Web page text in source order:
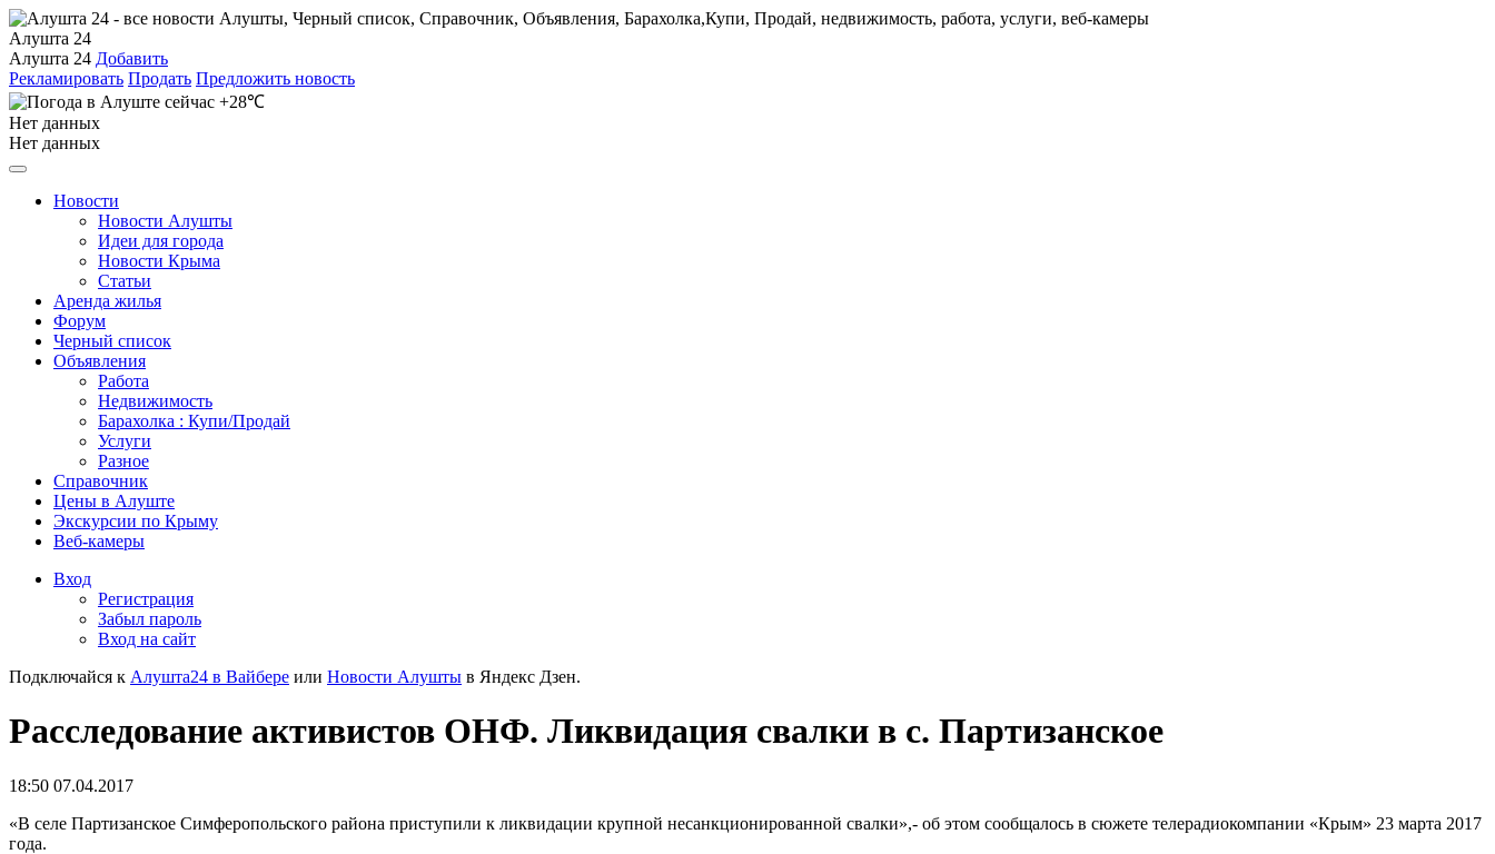
Алушта 24
Алушта 24 Добавить
Рекламировать Продать Предложить новость
+28℃
Нет данных
Нет данных
Новости
Новости Алушты
Идеи для города
Новости Крыма
Статьи
Аренда жилья
Форум
Черный список
Объявления
Работа
Недвижимость
Барахолка : Купи/Продай
Услуги
Разное
Справочник
Цены в Алуште
Экскурсии по Крыму
Веб-камеры
Вход
Регистрация
Забыл пароль
Вход на сайт
Подключайся к Алушта24 в Вайбере или Новости Алушты в Яндекс Дзен.
Расследование активистов ОНФ. Ликвидация свалки в с. Партизанское
18:50 07.04.2017
«В селе Партизанское Симферопольского района приступили к ликвидации крупной несанкционированной свалки»,- об этом сообщалось в сюжете телерадиокомпании «Крым» 23 марта 2017
года.